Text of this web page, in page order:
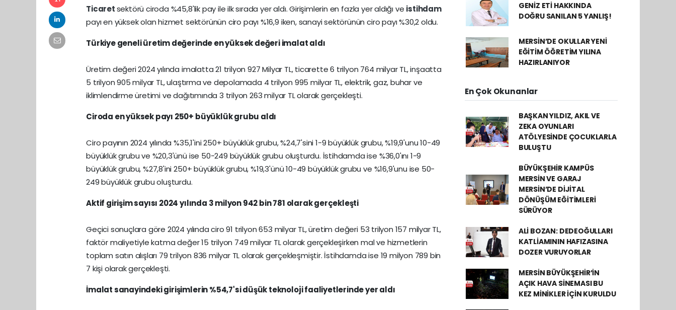
Ticaretsektörü ciroda %45,8'lik pay ile ilk sırada yer aldı. Girişimlerin en fazla yer aldığı ve istihdam
payı en yüksek olan hizmet sektörünün ciro payı %16,9 iken, sanayi sektörünün ciro payı %30,2 oldu.
Türkiye geneli üretim değerinde en yüksek değeri imalat aldı
Üretim değeri 2024 yılında imalatta 21 trilyon 927 Milyar TL, ticarette 6 trilyon 764 milyar TL, inşaatta
5 trilyon 905 milyar TL, ulaştırma ve depolamada 4 trilyon 995 milyar TL, elektrik, gaz, buhar ve
iklimlendirme üretimi ve dağıtımında 3 trilyon 263 milyar TL olarak gerçekleşti.
Ciroda en yüksek payı 250+ büyüklük grubu aldı
Ciro payının 2024 yılında %35,1'ini 250+ büyüklük grubu, %24,7'sini 1-9 büyüklük grubu, %19,9'unu 10-49
büyüklük grubu ve %20,3'ünü ise 50-249 büyüklük grubu oluşturdu. İstihdamda ise %36,0'ını 1-9
büyüklük grubu, %27,8'ini 250+ büyüklük grubu, %19,3'ünü 10-49 büyüklük grubu ve %16,9'unu ise 50-
249 büyüklük grubu oluşturdu.
Aktif girişim sayısı 2024 yılında 3 milyon 942 bin 781 olarak gerçekleşti
Geçici sonuçlara göre 2024 yılında ciro 91 trilyon 653 milyar TL, üretim değeri 53 trilyon 157 milyar TL,
faktör maliyetiyle katma değer 15 trilyon 749 milyar TL olarak gerçekleşirken mal ve hizmetlerin
toplam satın alışları 79 trilyon 836 milyar TL olarak gerçekleşmiştir. İstihdamda ise 19 milyon 789 bin
7 kişi olarak gerçekleşti.
İmalat sanayindeki girişimlerin %54,7'si düşük teknoloji faaliyetlerinde yer aldı
GENİZ ETİ HAKKINDA
DOĞRU SANILAN 5 YANLIŞ!
MERSİN’DE OKULLAR YENİ
EĞİTİM ÖĞRETİM YILINA
HAZIRLANIYOR
En Çok Okunanlar
BAŞKAN YILDIZ, AKIL VE
ZEKA OYUNLARI
ATÖLYESİNDE ÇOCUKLARLA
BULUŞTU
BÜYÜKŞEHİR KAMPÜS
MERSİN VE GARAJ
MERSİN’DE DİJİTAL
DÖNÜŞÜM EĞİTİMLERİ
SÜRÜYOR
ALİ BOZAN: DEDEOĞULLARI
KATLİAMININ HAFIZASINA
DOZER VURUYORLAR
MERSİN BÜYÜKŞEHİR’İN
AÇIK HAVA SİNEMASI BU
KEZ MİNİKLER İÇİN KURULDU